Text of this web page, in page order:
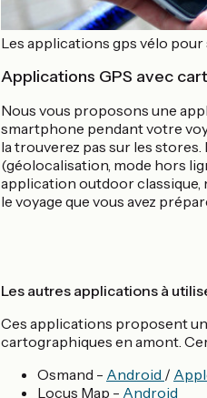
Les applications gps vélo
Applications GPS avec
Nous vous proposons une
smartphone pendant votre
la trouverez pas sur les
(géolocalisation, mode hors
application outdoor classique,
le voyage que vous avez
Les autres applications à
Ces applications proposent
cartographiques en amont.
Osmand - Android /
Locus Map - Android